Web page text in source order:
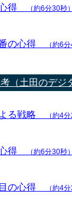
心得 （約6分30秒）
の心得 （約6
（土田のデジ
る戦略 （約4
心得 （約6分30秒）
の心得 （約4